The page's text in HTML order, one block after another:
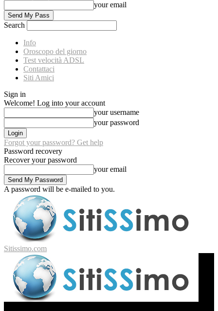
your email
Search
Info
Oroscopo del giorno
Test velocità ADSL
Contattaci
Siti Amici
Sign in
Welcome! Log into your account
your username
your password
Forgot your password? Get help
Password recovery
Recover your password
your email
A password will be e-mailed to you.
Sitissimo.com